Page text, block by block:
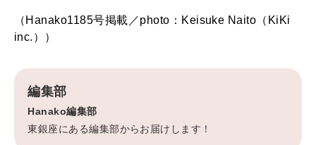
（Hanako1185号掲載／photo：Keisuke Naito（KiKi
inc.））
編集部
Hanako編集部
東銀座にある編集部からお届けします！